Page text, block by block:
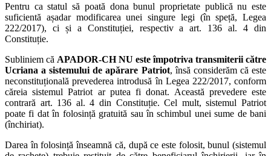
Pentru ca statul să poată dona bunul proprietate publică nu este
suficientă așadar modificarea unei singure legi (în speță, Legea
222/2017), ci și a Constituției, respectiv a art. 136 al. 4 din
Constituție.
Subliniem că APADOR-CH NU este împotriva transmiterii către
Ucriana a sistemului de apărare Patriot, însă considerăm că este
neconstituțională prevederea introdusă în Legea 222/2017, conform
căreia sistemul Patriot ar putea fi donat. Această prevedere este
contrară art. 136 al. 4 din Constituție. Cel mult, sistemul Patriot
poate fi dat în folosință gratuită sau în schimbul unei sume de bani
(închiriat).
Darea în folosință înseamnă că, după ce este folosit, bunul (sistemul